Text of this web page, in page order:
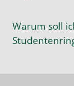
Warum soll